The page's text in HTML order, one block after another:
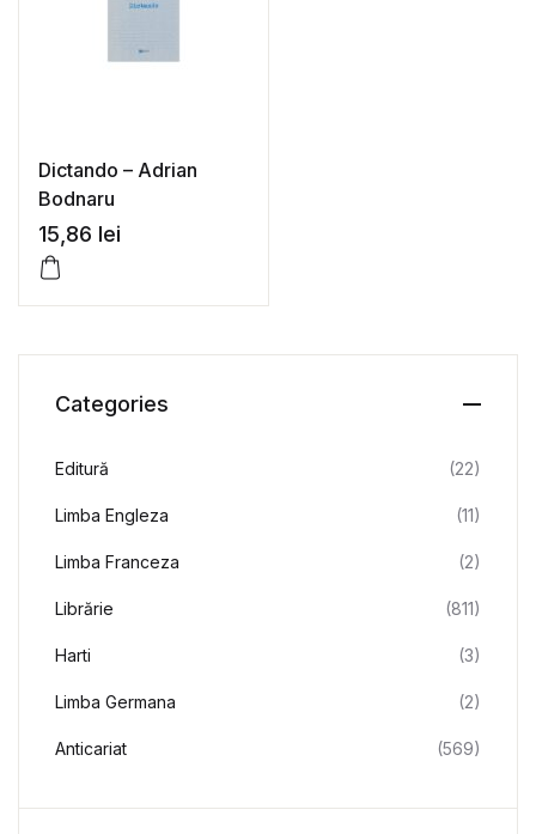
Dictando – Adrian
Bodnaru
15,86 lei
Categories
Editură (22)
Limba Engleza (11)
Limba Franceza (2)
Librărie (811)
Harti (3)
Limba Germana (2)
Anticariat (569)